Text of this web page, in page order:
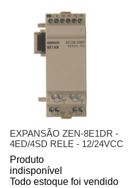
EXPANSÃO ZEN-8E1DR -
4ED/4SD RELE - 12/24VCC
Produto
indisponível
Todo estoque foi vendido